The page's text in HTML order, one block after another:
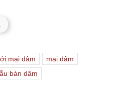
mại dâm
mại dâm
bán dâm